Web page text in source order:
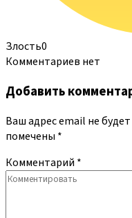
Злость0
Комментариев нет
Добавить
Ваш адрес email не
помечены *
Комментарий *